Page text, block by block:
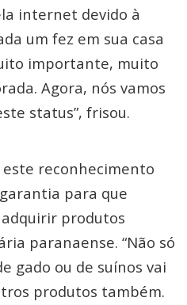
internet devido à
um fez em sua casa
importante, muito
Agora, nós vamos
status”, frisou.
reconhecimento
para que
produtos
paranaense. “Não só
gado ou de suínos vai
produtos também.